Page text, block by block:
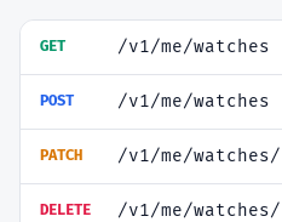
GET /v1/me/watches
POST /v1/me/watches
PATCH /v1/me/
DELETE /v1/me/